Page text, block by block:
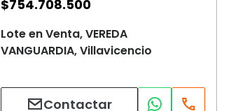
$754.708.500
Lote en Venta, VEREDA
VANGUARDIA, Villavicencio
Contactar